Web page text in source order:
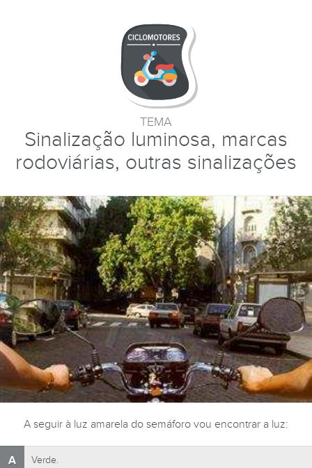
TEMA
Sinalização luminosa, marcas
rodoviárias, outras sinalizações
A seguir à luz amarela do semáforo vou encontrar a luz:
A Verde.